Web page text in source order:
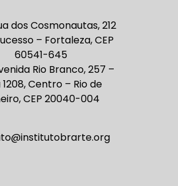
dos Cosmonautas, 212
– Fortaleza, CEP
60541-645
Rio Branco, 257 –
1208, Centro – Rio de
CEP 20040-004